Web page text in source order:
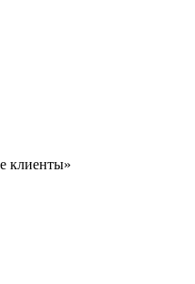
клиенты»